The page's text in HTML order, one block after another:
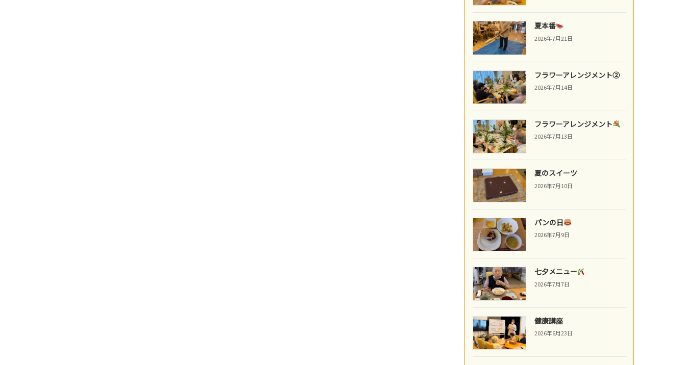
夏本番
2026年7月21日
フラワーアレンジメント②
2026年7月14日
フラワーアレンジメント
2026年7月13日
夏のスイーツ
2026年7月10日
パンの日
2026年7月9日
七夕メニュー
2026年7月7日
健康講座
2026年6月23日